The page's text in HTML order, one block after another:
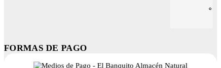
FORMAS DE PAGO